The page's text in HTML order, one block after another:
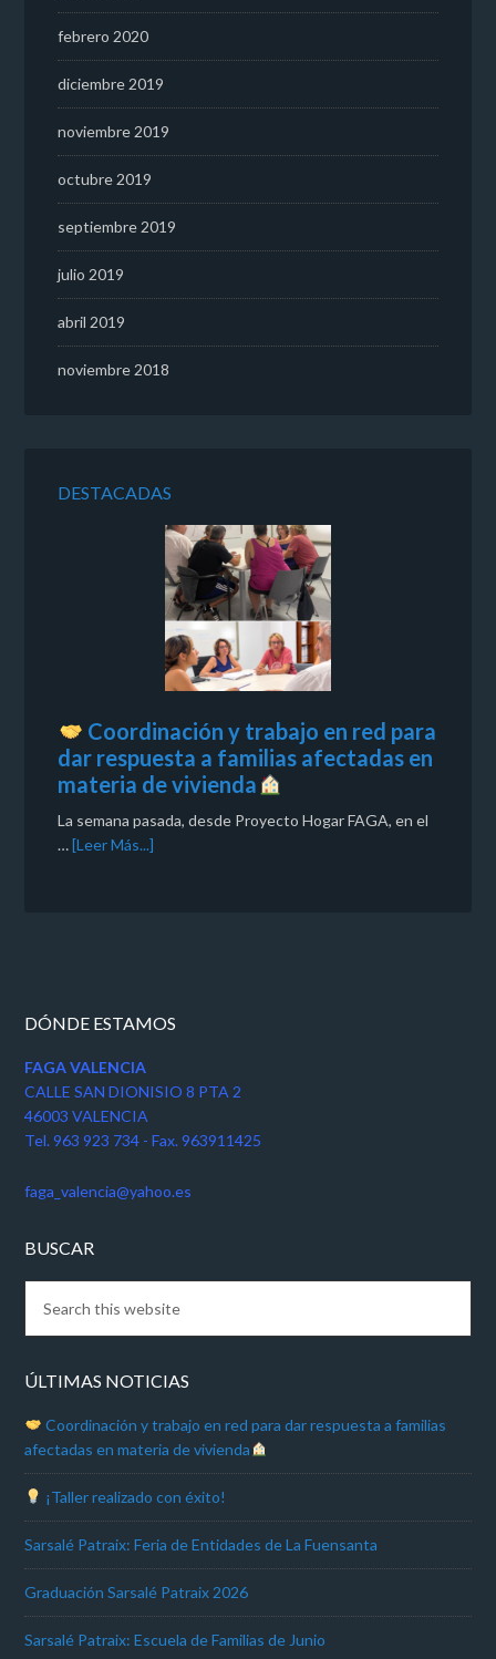
febrero 2020
diciembre 2019
noviembre 2019
octubre 2019
septiembre 2019
julio 2019
abril 2019
noviembre 2018
DESTACADAS
Coordinación y trabajo en red para
dar respuesta a familias afectadas en
materia de vivienda
La semana pasada, desde Proyecto Hogar FAGA, en el
…[Leer Más...]
DÓNDE ESTAMOS
FAGA VALENCIA
CALLE SAN DIONISIO 8 PTA 2
46003 VALENCIA
Tel. 963 923 734 - Fax. 963911425
faga_valencia@yahoo.es
BUSCAR
ÚLTIMAS NOTICIAS
Coordinación y trabajo en red para dar respuesta a familias
afectadas en materia de vivienda
¡Taller realizado con éxito!
Sarsalé Patraix: Feria de Entidades de La Fuensanta
Graduación Sarsalé Patraix 2026
Sarsalé Patraix: Escuela de Familias de Junio